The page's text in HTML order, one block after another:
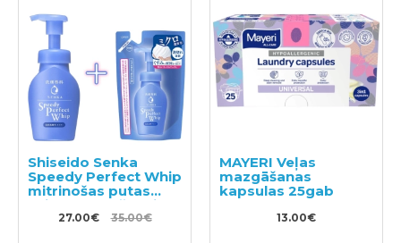
Shiseido Senka
Speedy Perfect Whip
mitrinošas putas
sejas mazgāšanai ar
hialuronskābi 150ml
27.00€ 35.00€
MAYERI Veļas
mazgāšanas
kapsulas 25gab
13.00€